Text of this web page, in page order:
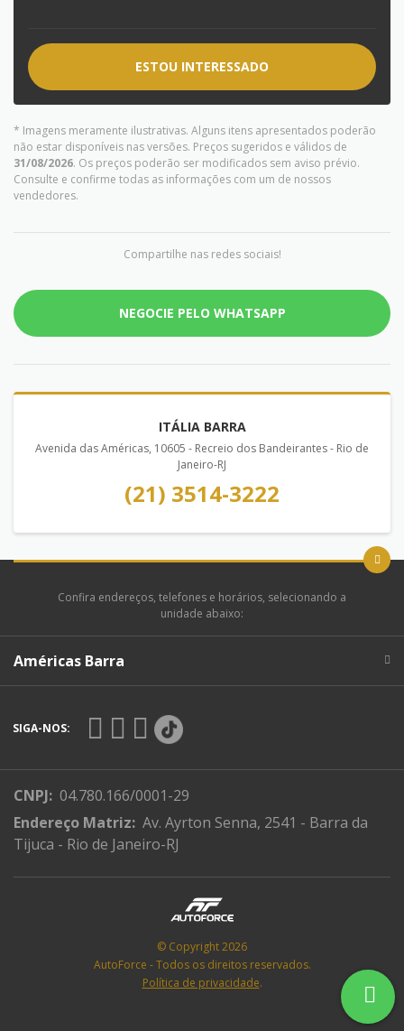
ESTOU INTERESSADO
* Imagens meramente ilustrativas. Alguns itens apresentados poderão
não estar disponíveis nas versões. Preços sugeridos e válidos de
31/08/2026. Os preços poderão ser modificados sem aviso prévio.
Consulte e confirme todas as informações com um de nossos
vendedores.
Compartilhe nas redes sociais!
NEGOCIE PELO WHATSAPP
ITÁLIA BARRA
Avenida das Américas, 10605 - Recreio dos Bandeirantes - Rio de
Janeiro-RJ
(21) 3514-3222
Confira endereços, telefones e horários, selecionando a
unidade abaixo:
Américas Barra
SIGA-NOS:
CNPJ: 04.780.166/0001-29
Endereço Matriz: Av. Ayrton Senna, 2541 - Barra da
Tijuca - Rio de Janeiro-RJ
© Copyright 2026
AutoForce - Todos os direitos reservados.
Política de privacidade.